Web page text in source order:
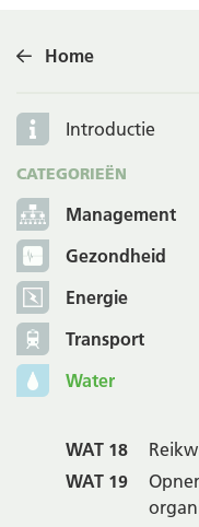
Home
Introductie
CATEGORIEËN
Management
Gezondheid
Energie
Transport
Water
WAT 18
WAT 19